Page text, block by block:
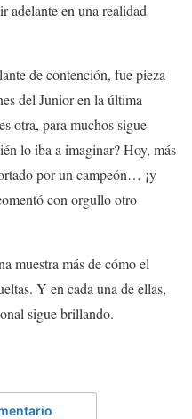
adelante en una realidad
de contención, fue pieza
del Junior en la última
otra, para muchos sigue
lo iba a imaginar? Hoy, más
por un campeón… ¡y
con orgullo otro
muestra más de cómo el
Y en cada una de ellas,
sigue brillando.